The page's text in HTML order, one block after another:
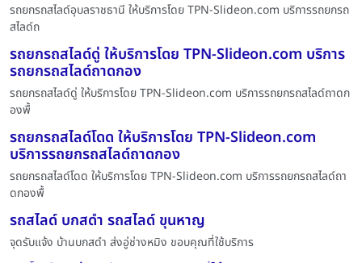
รถยกรถสไลด์อุบลราชธานี ให้บริการโดย TPN-Slideon.com บริการรถยกรถ
สไลด์ถ
รถยกรถสไลด์ดู่ ให้บริการโดย TPN-Slideon.com บริการ
รถยกรถสไลด์ถาดกอง
รถยกรถสไลด์ดู่ ให้บริการโดย TPN-Slideon.com บริการรถยกรถสไลด์ถาดก
องพื้
รถยกรถสไลด์โดด ให้บริการโดย TPN-Slideon.com
บริการรถยกรถสไลด์ถาดกอง
รถยกรถสไลด์โดด ให้บริการโดย TPN-Slideon.com บริการรถยกรถสไลด์ถา
ดกองพื้
รถสไลด์ บกสดำ รถสไลด์ ขุนหาญ
จุดรับแจ้ง บ้านบกสดำ ส่งอู่ช่างหมิง ขอบคุณที่ใช้บริการ